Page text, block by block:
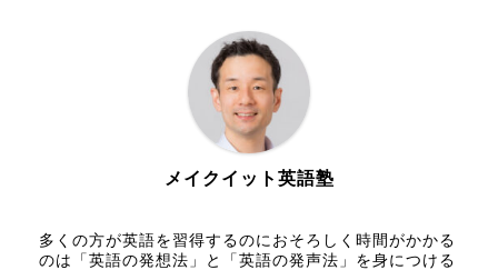
メイクイット英語塾
多くの方が英語を習得するのにおそろしく時間がかかる
のは「英語の発想法」と「英語の発声法」を身につける